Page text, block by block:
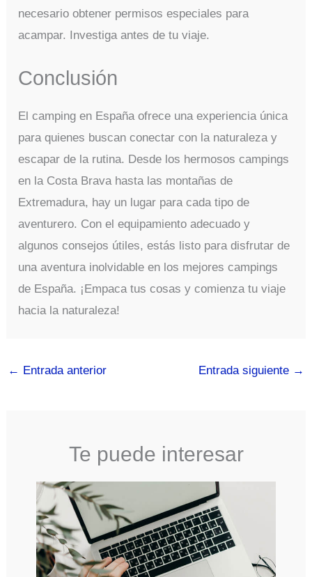
necesario obtener permisos especiales para
acampar. Investiga antes de tu viaje.
Conclusión
El camping en España ofrece una experiencia única
para quienes buscan conectar con la naturaleza y
escapar de la rutina. Desde los hermosos campings
en la Costa Brava hasta las montañas de
Extremadura, hay un lugar para cada tipo de
aventurero. Con el equipamiento adecuado y
algunos consejos útiles, estás listo para disfrutar de
una aventura inolvidable en los mejores campings
de España. ¡Empaca tus cosas y comienza tu viaje
hacia la naturaleza!
← Entrada anterior Entrada siguiente →
Te puede interesar